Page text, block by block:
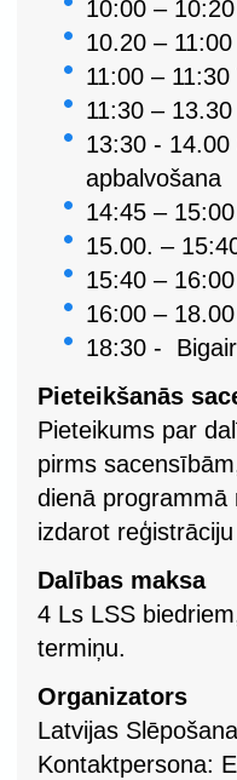
10:00 –
10.20 –
11:00 –
11:30 –
13:30 - 14.00
apbalvošana
14:45 –
15.00. –
15:40 –
16:00 –
18:30 -
Pieteikšanās
Pieteikums par
pirms
dienā programmā
izdarot
Dalības maksa
4 Ls LSS
termiņu.
Organizators
Latvijas
Kontaktpersona: